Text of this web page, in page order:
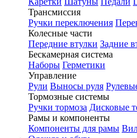
Трансмиссия
Ручки переключения
Колесные части
Передние втулки Задние
Бескамерная система
Наборы Герметики
Управление
Рули Выносы руля
Тормозные системы
Ручки тормоза Дисковые
Рамы и компоненты
Компоненты для рамы